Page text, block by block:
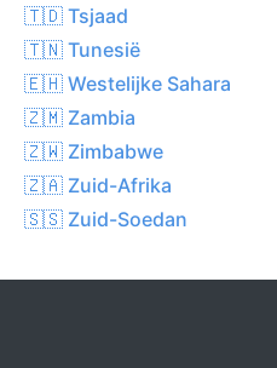
🇹🇩 Tsjaad
🇹🇳 Tunesië
🇪🇭 Westelijke Sahara
🇿🇲 Zambia
🇿🇼 Zimbabwe
🇿🇦 Zuid-Afrika
🇸🇸 Zuid-Soedan